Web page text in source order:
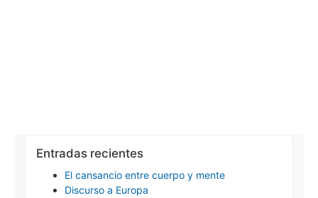
Entradas recientes
El cansancio entre cuerpo y mente
Discurso a Europa